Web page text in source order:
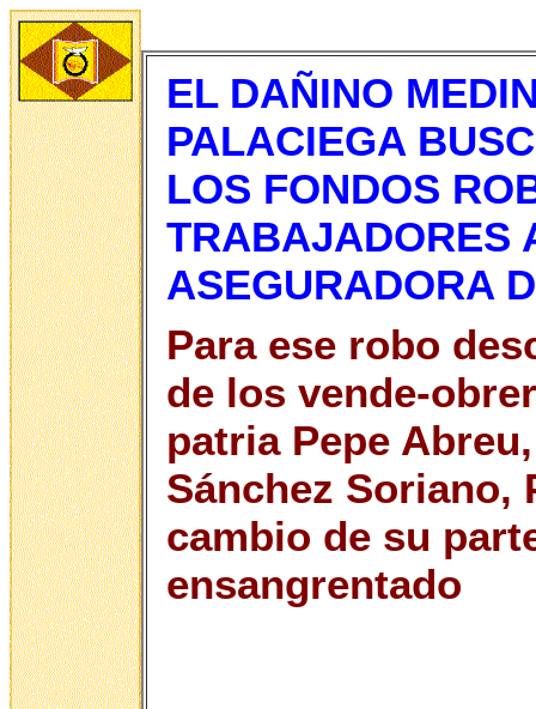
EL DAÑINO
PALACIEGA
LOS FONDOS
TRABAJADORES
ASEGURADORA
Para ese robo
de los vende-
patria Pepe
Sánchez Soriano,
cambio de su
ensangrentado